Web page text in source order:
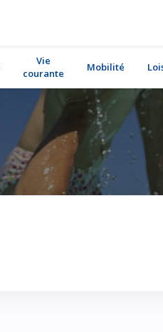
Vie
courante
Mobilité